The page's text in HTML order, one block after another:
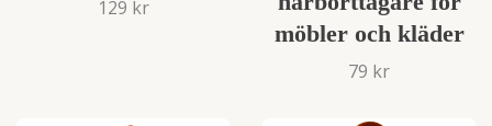
129 kr
möbler och kläder
79 kr